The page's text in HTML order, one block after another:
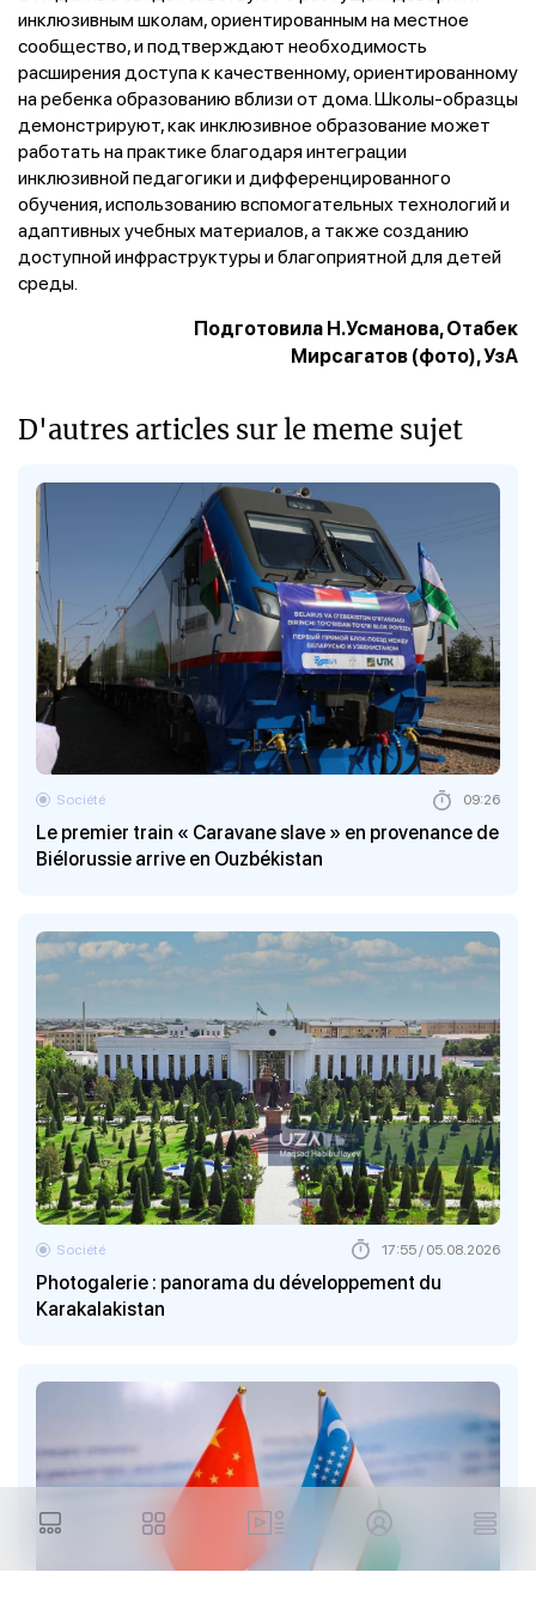
инклюзивным школам, ориентированным на местное
сообщество, и подтверждают необходимость
расширения доступа к качественному, ориентированному
на ребенка образованию вблизи от дома. Школы-образцы
демонстрируют, как инклюзивное образование может
работать на практике благодаря интеграции
инклюзивной педагогики и дифференцированного
обучения, использованию вспомогательных технологий и
адаптивных учебных материалов, а также созданию
доступной инфраструктуры и благоприятной для детей
среды.
Подготовила Н.Усманова, Отабек
Мирсагатов (фото), УзА
D'autres articles sur le meme sujet
Le premier train « Caravane slave » en provenance de
Biélorussie arrive en Ouzbékistan
Société 09:26
Photogalerie : panorama du développement du
Karakalakistan
Société 17:55 / 05.08.2026